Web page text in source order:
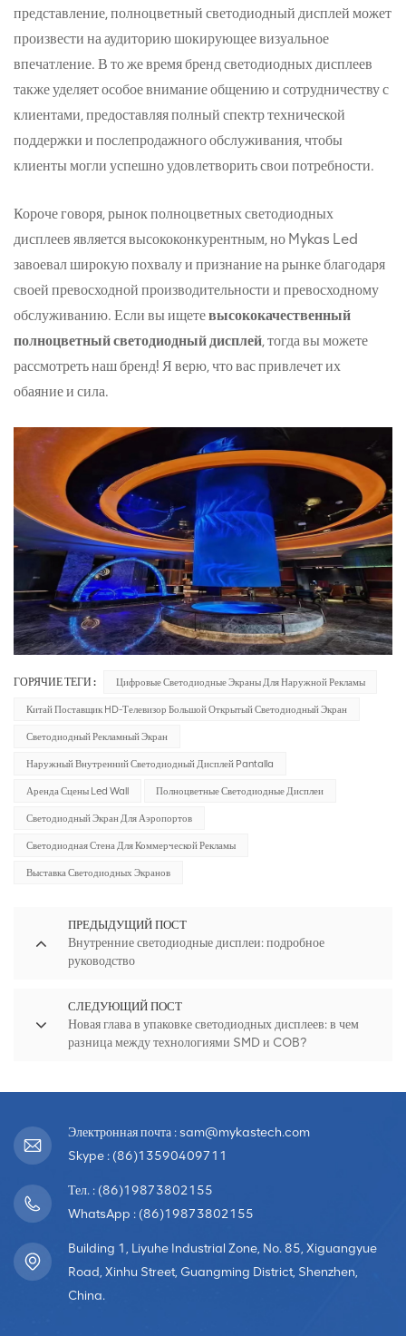
представление, полноцветный светодиодный дисплей может
произвести на аудиторию шокирующее визуальное
впечатление. В то же время бренд светодиодных дисплеев
также уделяет особое внимание общению и сотрудничеству с
клиентами, предоставляя полный спектр технической
поддержки и послепродажного обслуживания, чтобы
клиенты могли успешно удовлетворить свои потребности.
Короче говоря, рынок полноцветных светодиодных
дисплеев является высококонкурентным, но Mykas Led
завоевал широкую похвалу и признание на рынке благодаря
своей превосходной производительности и превосходному
обслуживанию. Если вы ищетевысококачественный
полноцветный светодиодный дисплей, тогда вы можете
рассмотреть наш бренд! Я верю, что вас привлечет их
обаяние и сила.
ГОРЯЧИЕ ТЕГИ : Цифровые Светодиодные Экраны Для Наружной Рекламы
Китай Поставщик HD-Телевизор Большой Открытый Светодиодный Экран
Светодиодный Рекламный Экран
Наружный Внутренний Светодиодный Дисплей Pantalla
Аренда Сцены Led Wall Полноцветные Светодиодные Дисплеи
Светодиодный Экран Для Аэропортов
Светодиодная Стена Для Коммерческой Рекламы
Выставка Светодиодных Экранов
ПРЕДЫДУЩИЙ ПОСТ
Внутренние светодиодные дисплеи: подробное
руководство
СЛЕДУЮЩИЙ ПОСТ
Новая глава в упаковке светодиодных дисплеев: в чем
разница между технологиями SMD и COB?
Электронная почта : sam@mykastech.com
Skype : (86)13590409711
Тел. : (86)19873802155
WhatsApp : (86)19873802155
Building 1, Liyuhe Industrial Zone, No. 85, Xiguangyue
Road, Xinhu Street, Guangming District, Shenzhen,
China.